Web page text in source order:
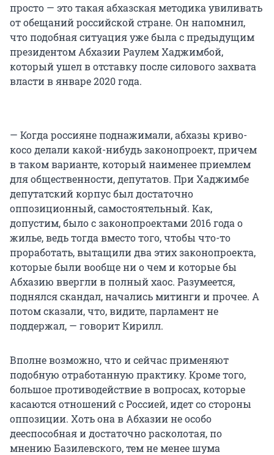
просто — это такая абхазская методика увиливать
от обещаний российской стране. Он напомнил,
что подобная ситуация уже была с предыдущим
президентом Абхазии Раулем Хаджимбой,
который ушел в отставку после силового захвата
власти в январе 2020 года.
— Когда россияне поднажимали, абхазы криво-
косо делали какой-нибудь законопроект, причем
в таком варианте, который наименее приемлем
для общественности, депутатов. При Хаджимбе
депутатский корпус был достаточно
оппозиционный, самостоятельный. Как,
допустим, было с законопроектами 2016 года о
жилье, ведь тогда вместо того, чтобы что-то
проработать, вытащили два этих законопроекта,
которые были вообще ни о чем и которые бы
Абхазию ввергли в полный хаос. Разумеется,
поднялся скандал, начались митинги и прочее. А
потом сказали, что, видите, парламент не
поддержал, — говорит Кирилл.
Вполне возможно, что и сейчас применяют
подобную отработанную практику. Кроме того,
большое противодействие в вопросах, которые
касаются отношений с Россией, идет со стороны
оппозиции. Хоть она в Абхазии не особо
дееспособная и достаточно расколотая, по
мнению Базилевского, тем не менее шума